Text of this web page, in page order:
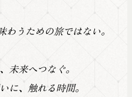
わうための旅ではない。
未来へつなぐ。
に、触れる時間。